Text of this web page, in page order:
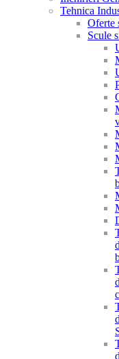
Tehnica
Oferte
Scule